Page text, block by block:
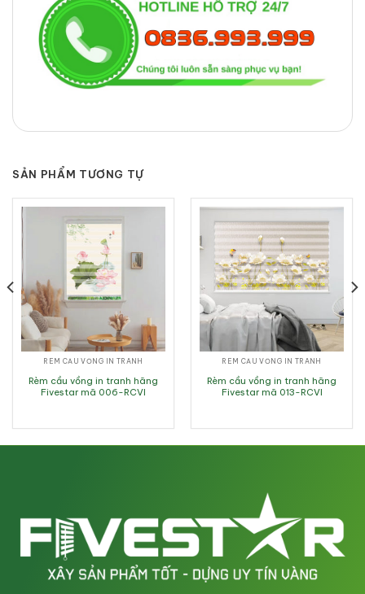
SẢN PHẨM TƯƠNG TỰ
RÈM CẦU VỒNG IN TRANH
Rèm cầu vồng in tranh hãng
Fivestar mã 006-RCVI
RÈM CẦU VỒNG IN TRANH
Rèm cầu vồng in tranh hãng
Fivestar mã 013-RCVI